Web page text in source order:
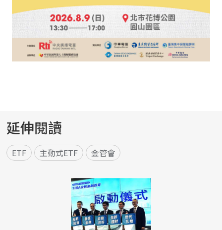
延伸閱讀
ETF 主動式ETF 金管會